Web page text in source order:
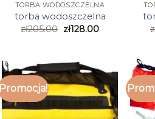
TORBA WODOSZCZELNA
torba wodoszczelna
zł205.00 zł128.00
Promocja!